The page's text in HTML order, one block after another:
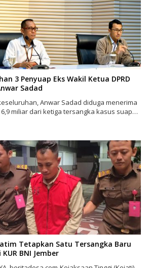
3 Penyuap Eks Wakil Ketua DPRD
Sadad
Anwar Sadad diduga menerima
6,9 miliar dari ketiga tersangka kasus suap…
Tetapkan Satu Tersangka Baru
BNI Jember